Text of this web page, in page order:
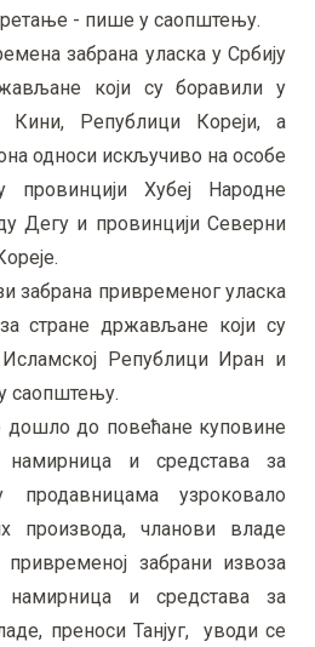
- пише у саопштењу.
забрана уласка у Србију
који су боравили у
Кини, Републици Кореји, а
односи искључиво на особе
Хубеј Народне
Дегу и провинцији Северни
забрана привременог уласка
стране држављане који су
Републици Иран и
саопштењу.
дошло до повећане куповине
намирница и средстава за
узроковало
производа, чланови владе
забрани извоза
намирница и средстава за
преноси Танјуг, уводи се